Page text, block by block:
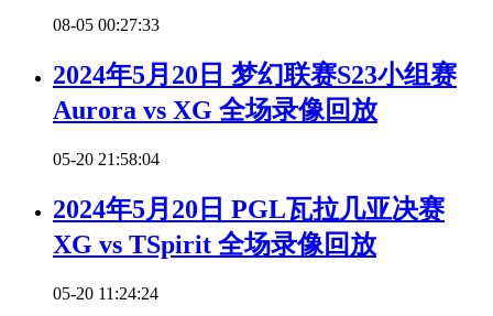
08-05 00:27:33
2024年5月20日 梦幻联赛S23小组赛
Aurora vs XG 全场录像回放
05-20 21:58:04
2024年5月20日 PGL瓦拉几亚决赛
XG vs TSpirit 全场录像回放
05-20 11:24:24